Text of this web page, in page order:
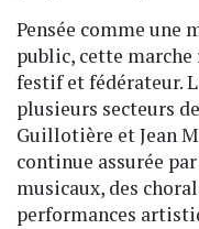
Pensée comme une
public, cette
festif et fédérateur.
plusieurs secteurs
Guillotière et Jean
continue assurée
musicaux, des
performances